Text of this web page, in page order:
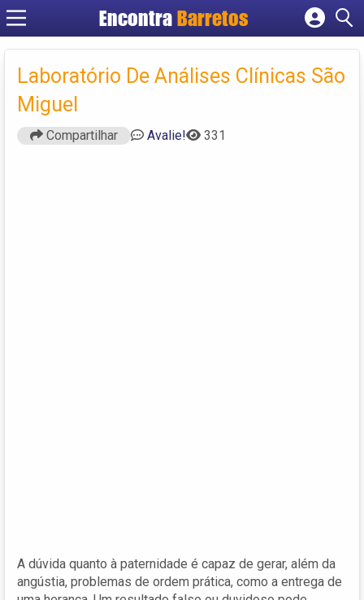
Encontra Barretos
Cadastrar empresa
Criar conta
Laboratório De Análises Clínicas São
Miguel
Compartilhar Avalie! 331
A dúvida quanto à paternidade é capaz de gerar, além da
angústia, problemas de ordem prática, como a entrega de